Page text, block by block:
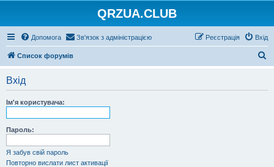
QRZUA.CLUB
Допомога Зв'язок з адміністрацією Вхід
Реєстрація
Список форумів
Вхід
Ім'я користувача:
Пароль:
Я забув свій пароль
Повторно вислати лист активації